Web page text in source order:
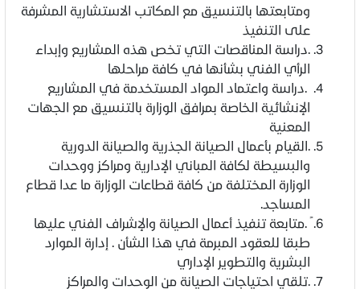
ومتابعتها بالتنسيق مع المكاتب الاستشارية المشرفة
على التنفيذ
.دراسة المناقصات التي تخص هذه المشاريع وإبداء
الرأي الفني بشأنها في كافة مراحلها
.دراسة واعتماد المواد المستخدمة في المشاريع
الإنشائية الخاصة بمرافق الوزارة بالتنسيق مع الجهات
المعنية
.القيام بأعمال الصيانة الجذرية والصيانة الدورية
والبسيطة لكافة المباني الإدارية ومراكز ووحدات
الوزارة المختلفة من كافة قطاعات الوزارة ما عدا قطاع
المساجد.
ً .متابعة تنفيذ أعمال الصيانة والإشراف الفني عليها
طبقا للعقود المبرمة في هذا الشأن . إدارة الموارد
البشرية والتطوير الإداري
.تلقي احتياجات الصيانة من الوحدات والمراكز